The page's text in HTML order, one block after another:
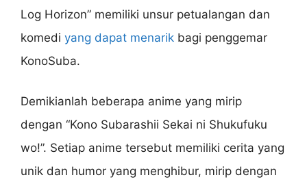
Log Horizon” memiliki unsur petualangan dan
komedi yang dapat menarik bagi penggemar
KonoSuba.
Demikianlah beberapa anime yang mirip
dengan “Kono Subarashii Sekai ni Shukufuku
wo!”. Setiap anime tersebut memiliki cerita yang
unik dan humor yang menghibur, mirip dengan